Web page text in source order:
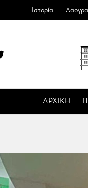
Ιστορία
ΑΡΧΙΚΗ